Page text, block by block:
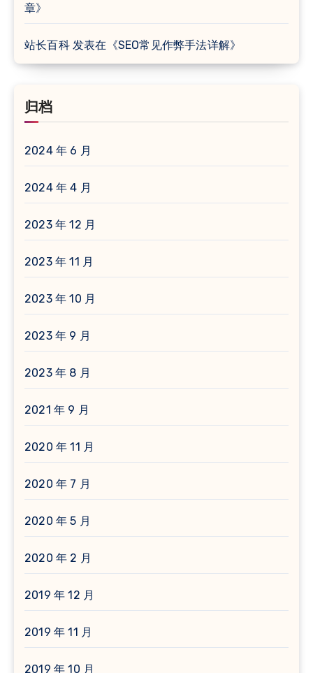
章》
站长百科发表在《SEO常见作弊手法详解》
归档
2024 年 6 月
2024 年 4 月
2023 年 12 月
2023 年 11 月
2023 年 10 月
2023 年 9 月
2023 年 8 月
2021 年 9 月
2020 年 11 月
2020 年 7 月
2020 年 5 月
2020 年 2 月
2019 年 12 月
2019 年 11 月
2019 年 10 月